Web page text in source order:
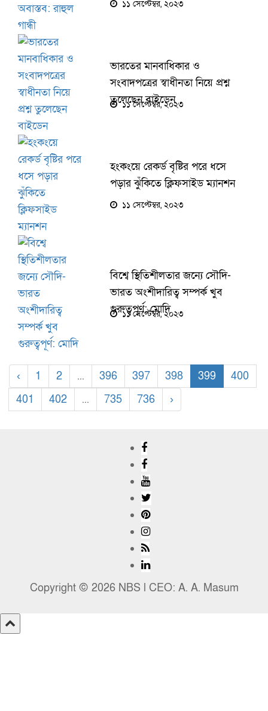
১১ সেপ্টেম্বর, ২০২৩
ভারতের মানবাধিকার ও
সংবাদপত্রের স্বাধীনতা নিয়ে প্রশ্ন
তুলেছেন বাইডেন
১১ সেপ্টেম্বর, ২০২৩
হংকংয়ে রেকর্ড বৃষ্টির পরে ধসে
পড়ার ঝুঁকিতে ক্লিফসাইড ম্যানশন
১১ সেপ্টেম্বর, ২০২৩
বিশ্বে স্থিতিশীলতার জন্যে সৌদি-
ভারত অংশীদারিত্ব সম্পর্ক খুব
গুরুত্বপূর্ণ: মোদি
১১ সেপ্টেম্বর, ২০২৩
‹ 1 2 ... 396 397 398 399
400
401
402 ... 735 736 ›
Copyright © 2026 NBS l CEO: A. A. Masum